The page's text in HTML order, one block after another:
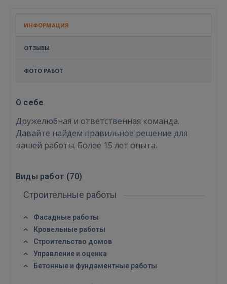
ИНФОРМАЦИЯ
ОТЗЫВЫ
ФОТО РАБОТ
О себе
Дружелюбная и ответственная команда.
Давайте найдем правильное решение для
вашей работы. Более 15 лет опыта.
Виды работ (70)
Строительные работы
Фасадные работы
Кровельные работы
Строительство домов
Управление и оценка
Бетонные и фундаментные работы